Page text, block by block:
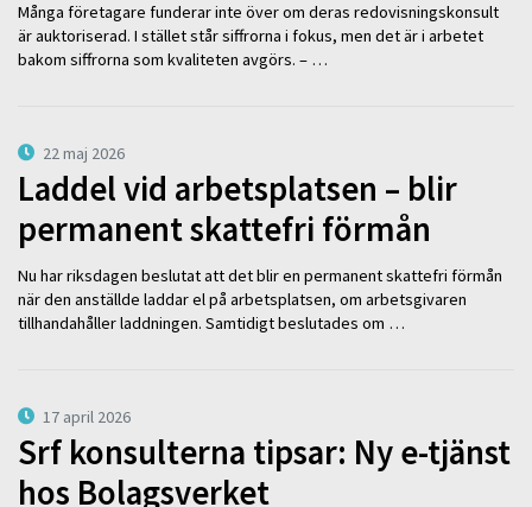
Många företagare funderar inte över om deras redovisningskonsult
är auktoriserad. I stället står siffrorna i fokus, men det är i arbetet
bakom siffrorna som kvaliteten avgörs. – …
22 maj 2026
Laddel vid arbetsplatsen – blir
permanent skattefri förmån
Nu har riksdagen beslutat att det blir en permanent skattefri förmån
när den anställde laddar el på arbetsplatsen, om arbetsgivaren
tillhandahåller laddningen. Samtidigt beslutades om …
17 april 2026
Srf konsulterna tipsar: Ny e-tjänst
hos Bolagsverket